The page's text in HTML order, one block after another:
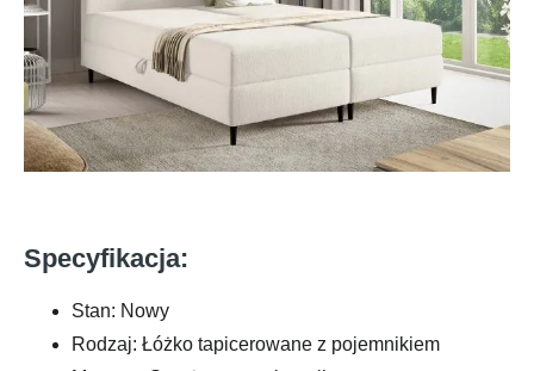
Specyfikacja:
Stan: Nowy
Rodzaj: Łóżko tapicerowane z pojemnikiem